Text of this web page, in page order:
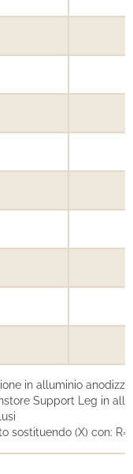
in alluminio
Support Leg in
(X) con: